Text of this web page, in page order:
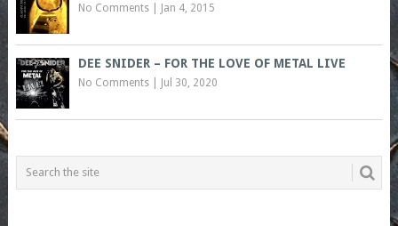
No Comments| Jan 4, 2015
DEE SNIDER – FOR THE LOVE OF METAL LIVE
No Comments| Jul 30, 2020